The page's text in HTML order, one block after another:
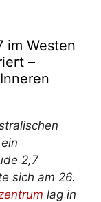
im Westen
–
2,7
sich am 26.
lag in